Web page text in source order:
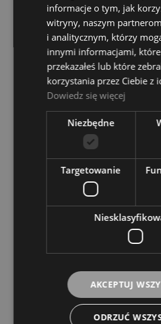
Pasek do Gitary - Perri's
The Storm David Bollt
PERRIS LEATHERS
informacje o tym, jak
witryny, naszym
i analitycznym, którzy
innymi informacjami,
przekazałeś lub które
korzystania przez Ciebie z
Dowiedz się więcej
Niezbędne
Targetowanie
AKCEPTUJ
ODRZUĆ